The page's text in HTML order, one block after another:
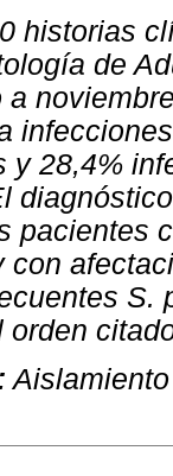
historias
de
a
y 28,4%
pacientes
con
S.
orden